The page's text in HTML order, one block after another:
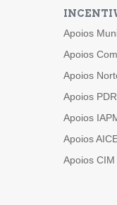
Apoios
Apoios
Apoios
Apoios
Apoios
Apoios
Apoios CIM